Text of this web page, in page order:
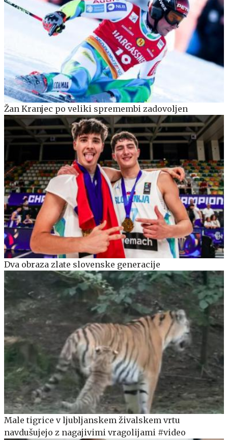
Žan Kranjec po veliki spremembi zadovoljen
Dva obraza zlate slovenske generacije
Male tigrice v ljubljanskem živalskem vrtu
navdušujejo z nagajivimi vragolijami #video